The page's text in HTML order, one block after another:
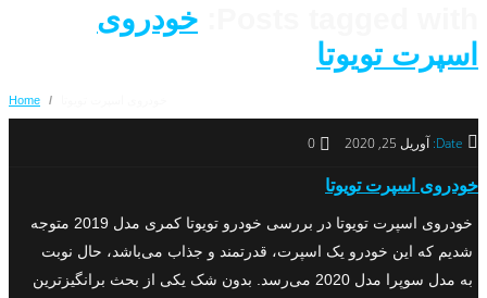
خودروی
اسپرت تویوتا
Home /
Date: آوریل 25, 2020 0
خودروی اسپرت تویوتا
خودروی اسپرت تویوتا در بررسی خودرو تویوتا کمری مدل 2019 متوجه
شدیم که این خودرو یک اسپرت، قدرتمند و جذاب می‌باشد، حال نوبت
به مدل سوپرا مدل 2020 می‌رسد. بدون شک یکی از بحث برانگیزترین